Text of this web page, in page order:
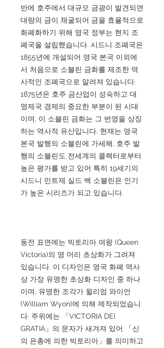
반에 호주에서 대규모 금광이 발견되면
대량의 금이 채굴되어 금을 효율적으로
화폐화하기 위해 영국 정부는 현지 조
폐국을 설립했습니다. 시드니 조폐국은
1855년에 개설되어 영국 본국 이외에
서 처음으로 소블린 금화를 제조한 역
사적인 조폐국으로 알려져 있습니다.
1875년은 호주 금산업이 성숙하고 대
영제국 경제의 중요한 부분이 된 시대
이며, 이 소블린 금화는 그 번영을 상징
하는 역사적 유산입니다. 현재는 영국
본국 발행의 소블린에 가세해, 호주 발
행의 소블린도 전세계의 콜렉터로부터
높은 평가를 받고 있어 특히 19세기의
시드니 민트제 실드 백 소블린은 인기
가 높은 시리즈가 되고 있습니다.
동전 표면에는 빅토리아 여왕 (Queen
Victoria)의 영 머리 초상화가 그려져
있습니다. 이 디자인은 영국 화폐 역사
상 가장 유명한 초상화 디자인 중 하나
이며, 유명한 조각가 윌리엄 와이언
(William Wyon)에 의해 제작되었습니
다. 주위에는 「VICTORIA DEI
GRATIA」의 문자가 새겨져 있어 「신
의 은총에 의한 빅토리아」를 의미하고